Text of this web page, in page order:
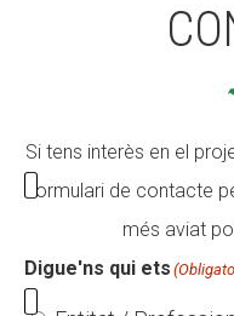
Si tens interès en el
formulari de contacte
més aviat
Digue'ns qui ets